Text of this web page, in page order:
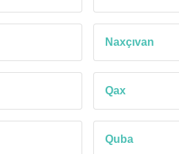
Naxçıvan
Qax
Quba